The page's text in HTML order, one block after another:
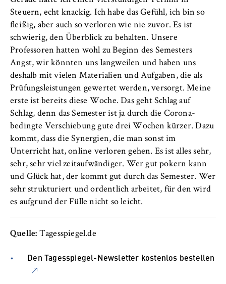
Steuern, echt knackig. Ich habe das Gefühl, ich bin so
fleißig, aber auch so verloren wie nie zuvor. Es ist
schwierig, den Überblick zu behalten. Unsere
Professoren hatten wohl zu Beginn des Semesters
Angst, wir könnten uns langweilen und haben uns
deshalb mit vielen Materialien und Aufgaben, die als
Prüfungsleistungen gewertet werden, versorgt. Meine
erste ist bereits diese Woche. Das geht Schlag auf
Schlag, denn das Semester ist ja durch die Corona-
bedingte Verschiebung gute drei Wochen kürzer. Dazu
kommt, dass die Synergien, die man sonst im
Unterricht hat, online verloren gehen. Es ist alles sehr,
sehr, sehr viel zeitaufwändiger. Wer gut pokern kann
und Glück hat, der kommt gut durch das Semester. Wer
sehr strukturiert und ordentlich arbeitet, für den wird
es aufgrund der Fülle nicht so leicht.
Quelle: Tagesspiegel.de
Den Tagesspiegel-Newsletter kostenlos bestellen